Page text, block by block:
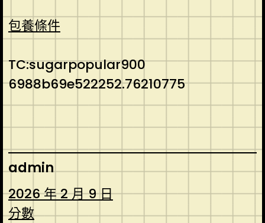
包養條件
TC:sugarpopular900
6988b69e522252.76210775
admin
2026 年 2 月 9 日
分數